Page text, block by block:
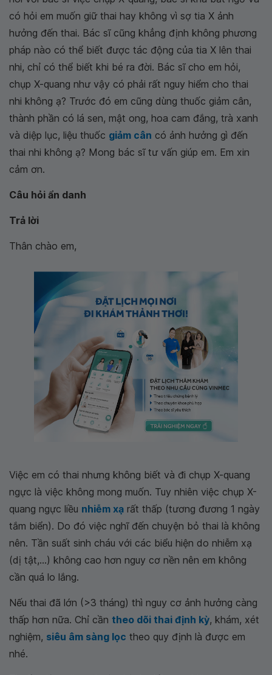
có hỏi em muốn giữ thai hay không vì sợ tia X ảnh
hưởng đến thai. Bác sĩ cũng khẳng định không phương
pháp nào có thể biết được tác động của tia X lên thai
nhi, chỉ có thể biết khi bé ra đời. Bác sĩ cho em hỏi,
chụp X-quang như vậy có phải rất nguy hiểm cho thai
nhi không ạ? Trước đó em cũng dùng thuốc giảm cân,
thành phần có lá sen, mật ong, hoa cam đắng, trà xanh
và diệp lục, liệu thuốc giảm cân có ảnh hưởng gì đến
thai nhi không ạ? Mong bác sĩ tư vấn giúp em. Em xin
cảm ơn.
Câu hỏi ẩn danh
Trả lời
Thân chào em,
Việc em có thai nhưng không biết và đi chụp X-quang
ngực là việc không mong muốn. Tuy nhiên việc chụp X-
quang ngực liều nhiễm xạ rất thấp (tương đương 1 ngày
tắm biển). Do đó việc nghĩ đến chuyện bỏ thai là không
nên. Tần suất sinh cháu với các biểu hiện do nhiễm xạ
(dị tật,...) không cao hơn nguy cơ nền nên em không
cần quá lo lắng.
Nếu thai đã lớn (>3 tháng) thì nguy cơ ảnh hưởng càng
thấp hơn nữa. Chỉ cần theo dõi thai định kỳ, khám, xét
nghiệm, siêu âm sàng lọc theo quy định là được em
nhé.